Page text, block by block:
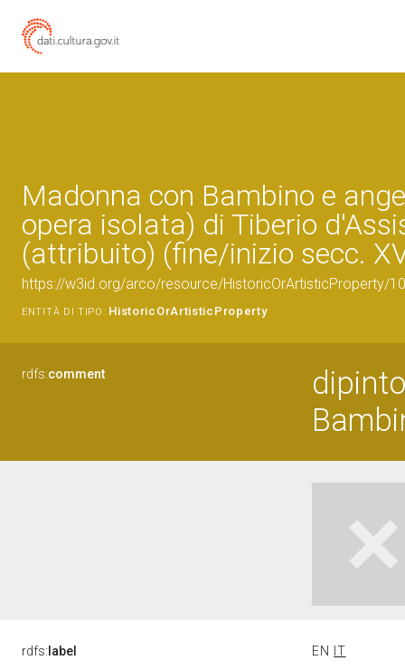
Madonna con Bambino e
opera isolata) di Tiberio
(attribuito) (fine/inizio secc.
https://w3id.org/arco/resource/HistoricOrArtisticProperty/
ENTITÀ DI TIPO: HistoricOrArtisticProperty
rdfs:comment
rdfs: label EN IT